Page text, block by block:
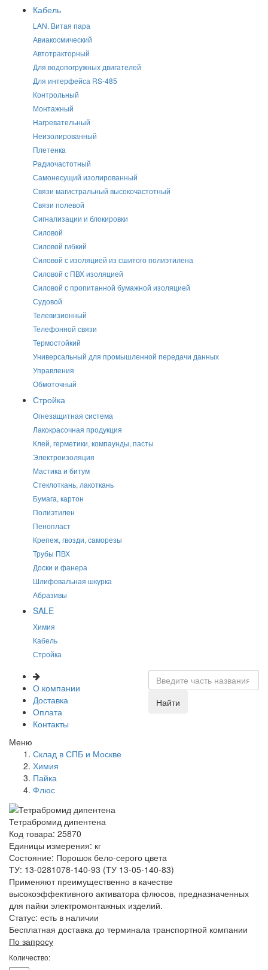
Кабель
LAN. Витая пара
Авиакосмический
Автотракторный
Для водопогружных двигателей
Для интерфейса RS-485
Контрольный
Монтажный
Нагревательный
Неизолированный
Плетенка
Радиочастотный
Самонесущий изолированный
Связи магистральный высокочастотный
Связи полевой
Сигнализации и блокировки
Силовой
Силовой гибкий
Силовой с изоляцией из сшитого полиэтилена
Силовой с ПВХ изоляцией
Силовой с пропитанной бумажной изоляцией
Судовой
Телевизионный
Телефонной связи
Термостойкий
Универсальный для промышленной передачи данных
Управления
Обмоточный
Стройка
Огнезащитная система
Лакокрасочная продукция
Клей, герметики, компаунды, пасты
Электроизоляция
Мастика и битум
Стеклоткань, лакоткань
Бумага, картон
Полиэтилен
Пенопласт
Крепеж, гвозди, саморезы
Трубы ПВХ
Доски и фанера
Шлифовальная шкурка
Абразивы
SALE
Химия
Кабель
Стройка
О компании
Доставка
Оплата
Контакты
Найти
Меню
Склад в СПБ и Москве
Химия
Пайка
Флюс
Тетрабромид дипентена
Код товара: 25870
Единицы измерения: кг
Состояние: Порошок бело-серого цвета
ТУ: 13-0281078-140-93 (ТУ 13-05-140-83)
Применяют преимущественно в качестве
высокоэффективного активатора флюсов, предназначенных
для пайки электромонтажных изделий.
Статус: есть в наличии
Бесплатная доставка до терминала транспортной компании
По запросу
Количество: